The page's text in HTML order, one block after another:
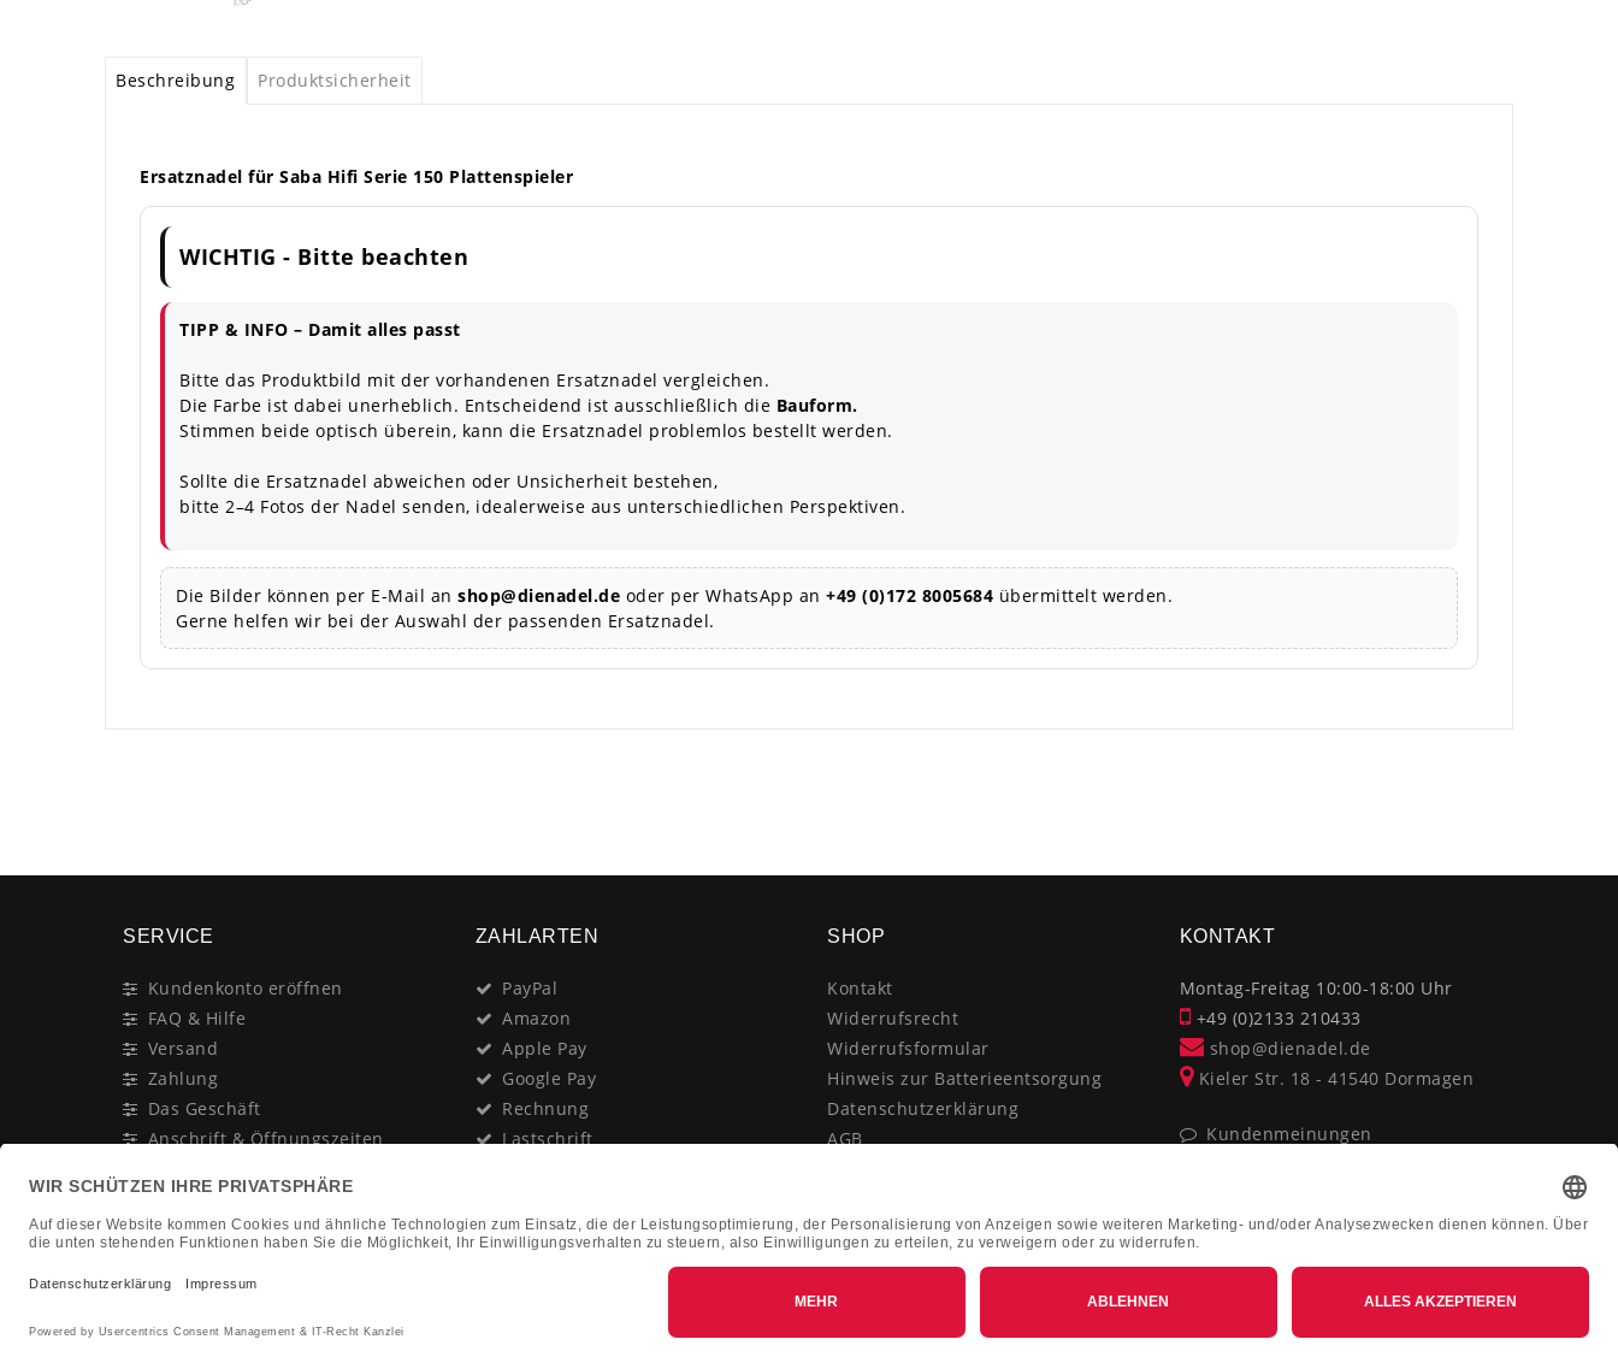
Beschreibung Produktsicherheit
Ersatznadel für Saba Hifi Serie 150 Plattenspieler
WICHTIG - Bitte beachten
TIPP & INFO – Damit alles passt
Bitte das Produktbild mit der vorhandenen Ersatznadel vergleichen.
Die Farbe ist dabei unerheblich. Entscheidend ist ausschließlich die Bauform.
Stimmen beide optisch überein, kann die Ersatznadel problemlos bestellt werden.
Sollte die Ersatznadel abweichen oder Unsicherheit bestehen,
bitte 2–4 Fotos der Nadel senden, idealerweise aus unterschiedlichen Perspektiven.
Die Bilder können per E-Mail an shop@dienadel.de oder per WhatsApp an +49 (0)172 8005684 übermittelt werden.
Gerne helfen wir bei der Auswahl der passenden Ersatznadel.
SERVICE
Kundenkonto eröffnen
FAQ & Hilfe
Versand
Zahlung
Das Geschäft
Anschrift & Öffnungszeiten
Newsletter
In Gedenken an:
Jürgen Duhn
ZAHLARTEN
PayPal
Amazon
Apple Pay
Google Pay
Rechnung
Lastschrift
Nachnahme
SHOP
Kontakt
Widerrufsrecht
Widerrufsformular
Hinweis zur Batterieentsorgung
Datenschutzerklärung
AGB
Vertrag widerrufen
KONTAKT
Montag-Freitag 10:00-18:00 Uhr
+49 (0)2133 210433
shop@dienadel.de
Kieler Str. 18 - 41540 Dormagen
Kundenmeinungen